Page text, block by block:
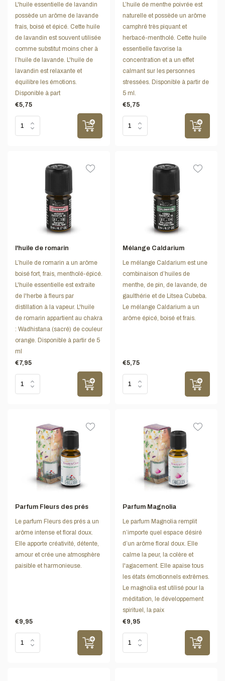
L'huile essentielle de lavandin
possède un arôme de lavande
frais, boisé et épicé. Cette huile
de lavandin est souvent utilisée
comme substitut moins cher à
l’huile de lavande. L'huile de
lavandin est relaxante et
équilibre les émotions.
Disponible à part
€5,75
L’huile de menthe poivrée est
naturelle et possède un arôme
camphré très piquant et
herbacé-mentholé. Cette huile
essentielle favorise la
concentration et a un effet
calmant sur les personnes
stressées. Disponible à partir de
5 ml.
€5,75
l'huile de romarin
L’huile de romarin a un arôme
boisé fort, frais, mentholé-épicé.
L'huile essentielle est extraite
de l'herbe à fleurs par
distillation à la vapeur. L'huile
de romarin appartient au chakra
: Wadhistana (sacré) de couleur
orange. Disponible à partir de 5
ml
€7,95
Mélange Caldarium
Le mélange Caldarium est une
combinaison d’huiles de
menthe, de pin, de lavande, de
gaulthérie et de Litsea Cubeba.
Le mélange Caldarium a un
arôme épicé, boisé et frais.
€5,75
Parfum Fleurs des prés
Le parfum Fleurs des prés a un
arôme intense et floral doux.
Elle apporte créativité, détente,
amour et crée une atmosphère
paisible et harmonieuse.
€9,95
Parfum Magnolia
Le parfum Magnolia remplit
n’importe quel espace désiré
d’un arôme floral doux. Elle
calme la peur, la colère et
l'agacement. Elle apaise tous
les états émotionnels extrêmes.
Le magnolia est utilisé pour la
méditation, le développement
spirituel, la paix
€9,95